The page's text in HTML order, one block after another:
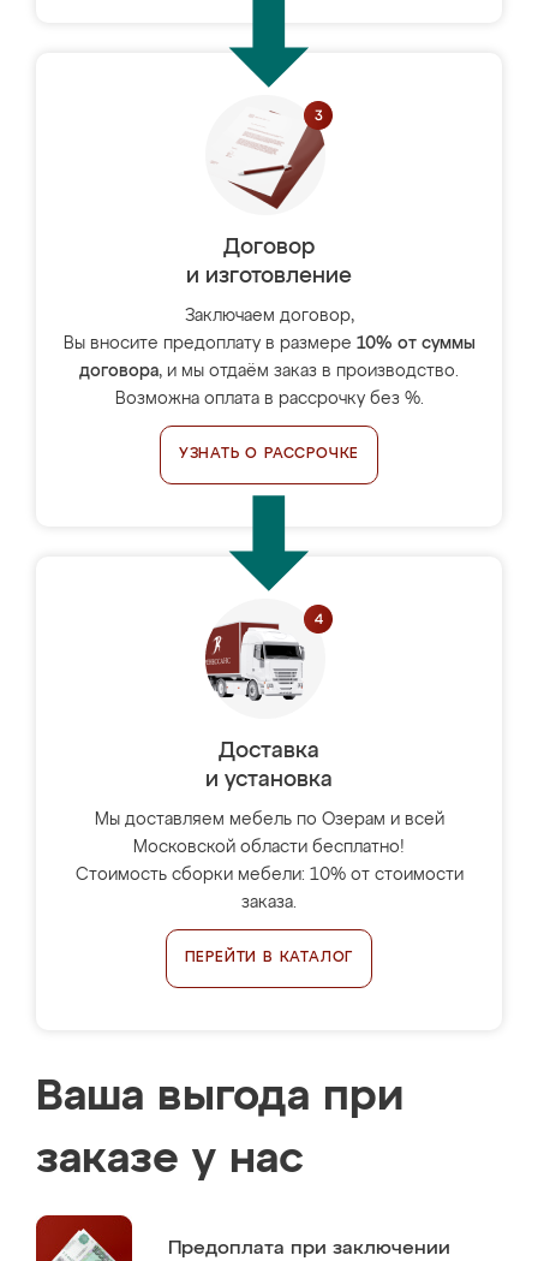
Договор
и изготовление
Заключаем договор,
Вы вносите предоплату в размере 10% от суммы
договора, и мы отдаём заказ в производство.
Возможна оплата в рассрочку без %.
УЗНАТЬ О РАССРОЧКЕ
Доставка
и установка
Мы доставляем мебель по Озерам и всей
Московской области бесплатно!
Стоимость сборки мебели: 10% от стоимости
заказа.
ПЕРЕЙТИ В КАТАЛОГ
Ваша выгода при
заказе у нас
Предоплата при заключении